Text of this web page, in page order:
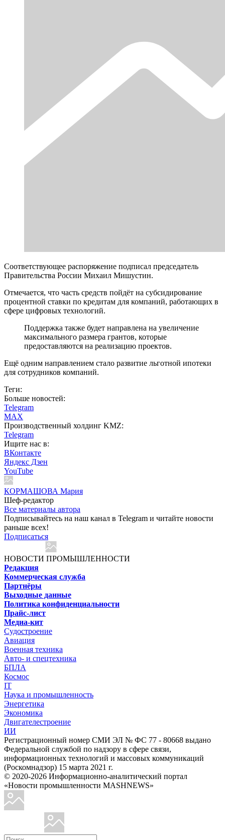
Соответствующее распоряжение подписал председатель
Правительства России Михаил Мишустин.
Отмечается, что часть средств пойдёт на субсидирование
процентной ставки по кредитам для компаний, работающих в
сфере цифровых технологий.
Поддержка также будет направлена на увеличение
максимального размера грантов, которые
предоставляются на реализацию проектов.
Ещё одним направлением стало развитие льготной ипотеки
для сотрудников компаний.
Теги:
Больше новостей:
Telegram
MAX
Производственный холдинг KMZ:
Telegram
Ищите нас в:
ВКонтакте
Яндекс Дзен
YouTube
КОРМАШОВА Мария
Шеф-редактор
Все материалы автора
Подписывайтесь на наш канал в Telegram и читайте новости
раньше всех!
Подписаться
НОВОСТИ ПРОМЫШЛЕННОСТИ
Редакция
Коммерческая служба
Партнёры
Выходные данные
Политика конфиденциальности
Прайс-лист
Медиа-кит
Судостроение
Авиация
Военная техника
Авто- и спецтехника
БПЛА
Космос
IT
Наука и промышленность
Энергетика
Экономика
Двигателестроение
ИИ
Регистрационный номер СМИ ЭЛ № ФС 77 - 80668 выдано
Федеральной службой по надзору в сфере связи,
информационных технологий и массовых коммуникаций
(Роскомнадзор) 15 марта 2021 г.
© 2020-2026 Информационно-аналитический портал
«Новости промышленности MASHNEWS»